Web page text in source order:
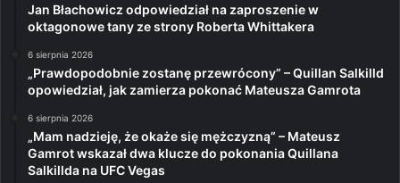
Jan Błachowicz odpowiedział na zaproszenie w
oktagonowe tany ze strony Roberta Whittakera
6 sierpnia 2026
„Prawdopodobnie zostanę przewrócony” – Quillan Salkilld
opowiedział, jak zamierza pokonać Mateusza Gamrota
6 sierpnia 2026
„Mam nadzieję, że okaże się mężczyzną” – Mateusz
Gamrot wskazał dwa klucze do pokonania Quillana
Salkillda na UFC Vegas